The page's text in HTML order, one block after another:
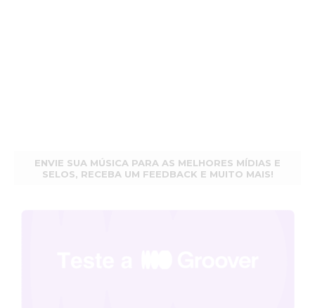
ENVIE SUA MÚSICA PARA AS MELHORES MÍDIAS E
SELOS, RECEBA UM FEEDBACK E MUITO MAIS!